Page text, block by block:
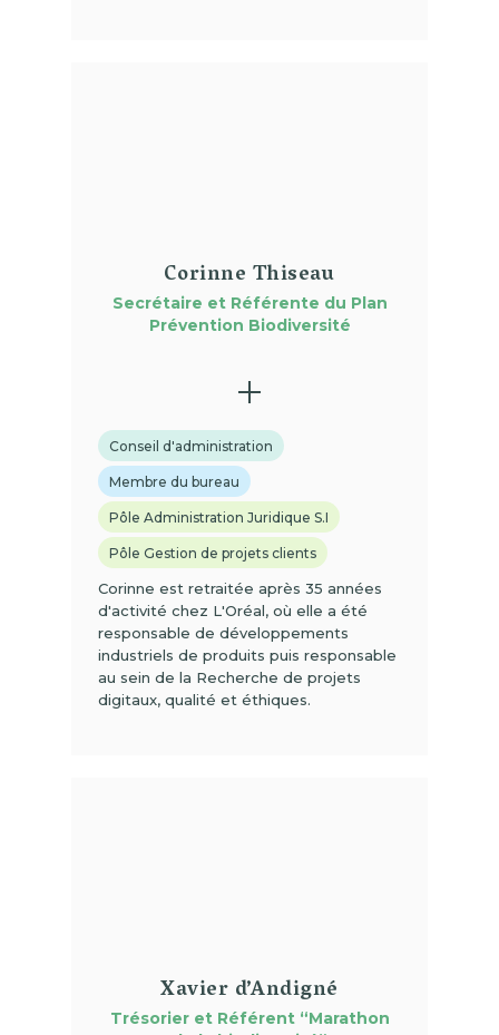
Corinne Thiseau
Secrétaire et Référente du Plan
Prévention Biodiversité
Conseil d'administration
Membre du bureau
Pôle Administration Juridique S.I
Pôle Gestion de projets clients
Corinne est retraitée après 35 années
d'activité chez L'Oréal, où elle a été
responsable de développements
industriels de produits puis responsable
au sein de la Recherche de projets
digitaux, qualité et éthiques.
Xavier d’Andigné
Trésorier et Référent “Marathon